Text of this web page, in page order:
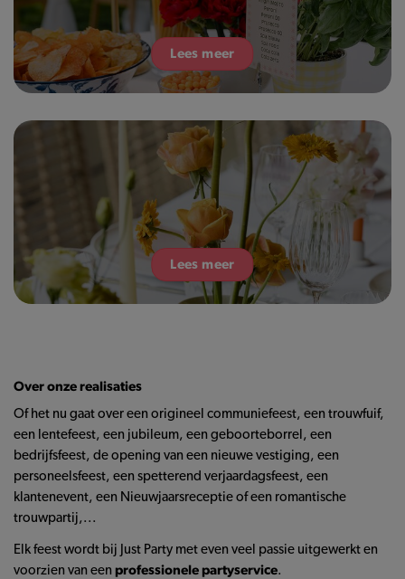
Lees meer
Lees meer
Over onze realisaties
Of het nu gaat over een origineel communiefeest, een trouwfuif,
een lentefeest, een jubileum, een geboorteborrel, een
bedrijfsfeest, de opening van een nieuwe vestiging, een
personeelsfeest, een spetterend verjaardagsfeest, een
klantenevent, een Nieuwjaarsreceptie of een romantische
trouwpartij,...
Elk feest wordt bij Just Party met even veel passie uitgewerkt en
voorzien van een professionele partyservice.